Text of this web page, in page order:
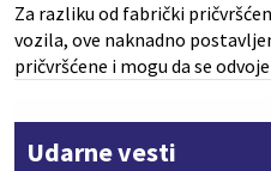
Za razliku od fabrički
vozila, ove naknadno
pričvršćene i mogu da se
Udarne vesti